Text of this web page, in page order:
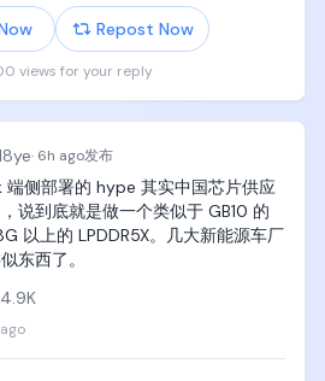
Vinyals、Quoc Le 三位老將跟他
DeepMind 的 Demis Hassabis 也卸
延期、資本支出上修到兩千億美
自己是投資人。Dean 的新公
要用 AI 全自動跑科學實驗，從新
Google 出錢還提供算力。Dean
，比較能做一些不完全符合財務利
的八位作者全部離開
AI 產業。這一次，Google 學會先
Repost Now
views for your reply
· 6h ago发布
端侧部署的 hype 其实中国芯片供应
说到底就是做一个类似于 GB10 的
以上的 LPDDR5X。几大新能源车厂
东西了。
4.9K